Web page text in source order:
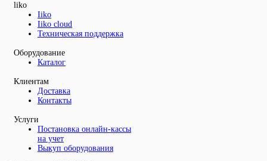
liko
Iiko
Iiko cloud
Техническая поддержка
Оборудование
Каталог
Клиентам
Доставка
Контакты
Услуги
Постановка онлайн-кассы
на учет
Выкуп оборудования